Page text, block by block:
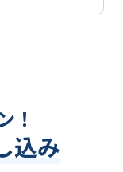
！
込み